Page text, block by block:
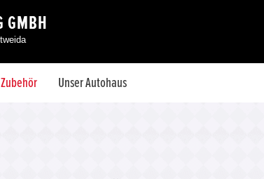
GMBH
Unser Autohaus